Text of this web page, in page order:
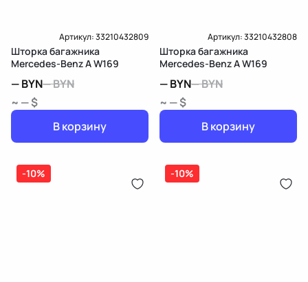
Артикул:33210432809
Шторка багажника
Mercedes-Benz A W169
—BYN—BYN
~ — $
В корзину
Артикул:33210432808
Шторка багажника
Mercedes-Benz A W169
—BYN—BYN
~ — $
В корзину
-10% -10%